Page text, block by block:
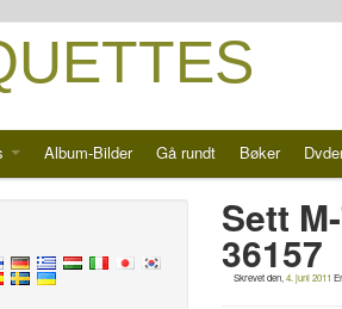
Album-Bilder Gå rundt Bøker
Sett
36157
Skrevet den, 4. juni 2011